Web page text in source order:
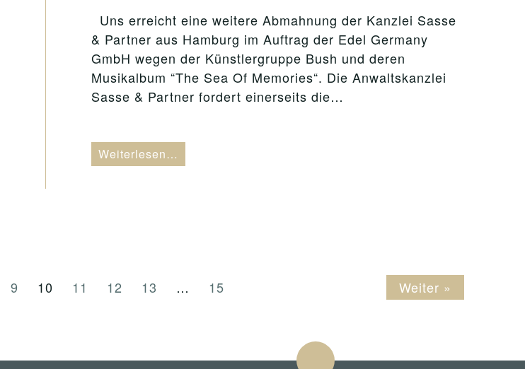
Uns erreicht eine weitere Abmahnung der Kanzlei Sasse
& Partner aus Hamburg im Auftrag der Edel Germany
GmbH wegen der Künstlergruppe Bush und deren
Musikalbum “The Sea Of Memories“. Die Anwaltskanzlei
Sasse & Partner fordert einerseits die…
Weiterlesen…
9 10 11 12 13 … 15 Weiter »